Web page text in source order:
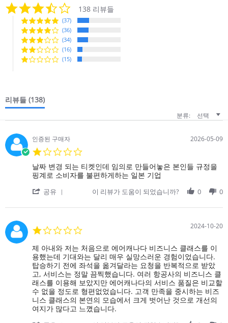
3.5
star
rating
138 리뷰들
(37)
(36)
(34)
(16)
(15)
리뷰들 (138)
분류: 선택
인증된 구매자
rating
2026-05-09
Review
by
9
2026
review
stating
짜
경
는
티
켓
인
데
임
의
로
날짜 변경 되는 티켓인데 임의로 만들어놓은 본인들 규정을
핑계로 소비자를 불편하게하는 일본 기업
공유
Review
on
9
May
2026
이 리뷰가 도움이 되었습니까? 0 0
rating
2024-10-20
Review
by
on
20
Oct
2024
review
stating
아
내
와
저
는
처
제 아내와 저는 처음으로 에어캐나다 비즈니스 클래스를 이
용했는데 기대와는 달리 매우 실망스러운 경험이었습니다.
탑승하기 전에 좌석을 옮겨달라는 요청을 반복적으로 받았
고, 서비스는 정말 끔찍했습니다. 여러 항공사의 비즈니스 클
래스를 이용해 보았지만 에어캐나다의 서비스 품질은 비교할
수 없을 정도로 형편없었습니다. 고객 만족을 중시하는 비즈
니스 클래스의 본연의 모습에서 크게 벗어난 것으로 개선의
여지가 많다고 느꼈습니다.